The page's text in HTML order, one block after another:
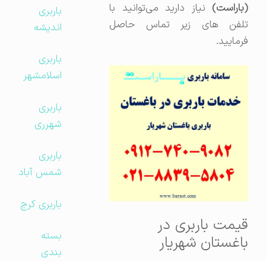
(باراست)نیاز دارید می‌توانید با
تلفن های زیر تماس حاصل
فرمایید.
قیمت باربری در
باغستان شهریار
باربری
اندیشه
باربری
اسلامشهر
باربری
شهرری
باربری
شمس آباد
باربری کرج
بسته
بندی